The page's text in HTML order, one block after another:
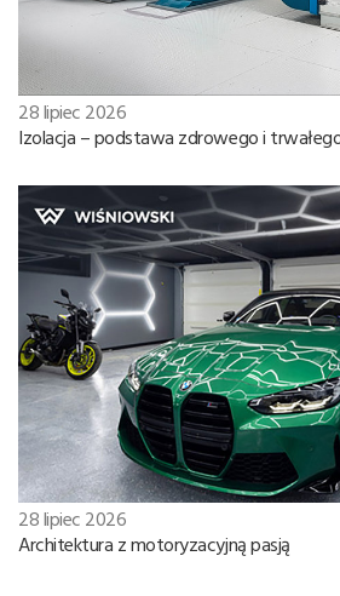
28 lipiec 2026
Izolacja – podstawa zdrowego i
28 lipiec 2026
Architektura z motoryzacyjną pasją